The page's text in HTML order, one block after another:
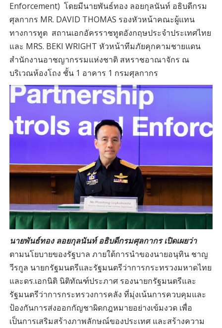
Enforcement) โดยมีนายพันธ์ทอง ลอยกุลนันท์ อธิบดีกรม
ศุลกากร MR. DAVID THOMAS รองหัวหน้าคณะผู้แทน
ทางการทูต สถานเอกอัครราชทูตอังกฤษประจำประเทศไทย
และ MRS. BEKI WRIGHT หัวหน้าทีมภัยคุกคามชายแดน
สำนักงานอาชญากรรมแห่งชาติ สหราชอาณาจักร ณ
บริเวณห้องโถง ชั้น 1 อาคาร 1 กรมศุลกากร
นายพันธ์ทอง ลอยกุลนันท์ อธิบดีกรมศุลกากร เปิดเผยว่า
ตามนโยบายของรัฐบาล ภายใต้การนำของนายอนุทิน ชาญ
วีรกูล นายกรัฐมนตรีและรัฐมนตรีว่าการกระทรวงมหาดไทย
และดร.เอกนิติ นิติทัณฑ์ประภาศ รองนายกรัฐมนตรีและ
รัฐมนตรีว่าการกระทรวงการคลัง ที่มุ่งเน้นการควบคุมและ
ป้องกันการส่งออกกัญชาผิดกฎหมายอย่างเข้มงวด เพื่อ
เป็นการเสริมสร้างภาพลักษณ์ของประเทศ และสร้างความ